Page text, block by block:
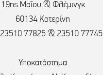
19ης Μαΐου & Φλέμινγκ
60134 Κατερίνη
23510 77825 & 23510 77745
Υποκατάστημα